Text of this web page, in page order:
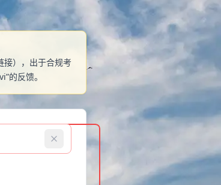
接），出于合规考
的反馈。